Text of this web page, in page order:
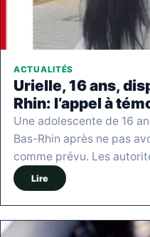
ACTUALITÉS
Urielle, 16 ans,
Rhin: l’appel à
Une adolescente de 16
Bas-Rhin après ne pas
comme prévu. Les
Lire